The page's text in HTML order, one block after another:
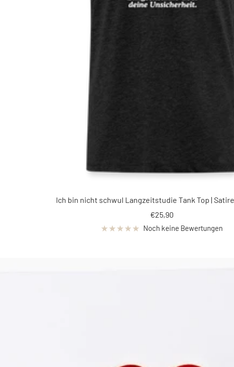
Ich bin nicht schwul Langzeitstudie Tank Top |
Angebotspreis
€25,90
Noch keine Bewertungen